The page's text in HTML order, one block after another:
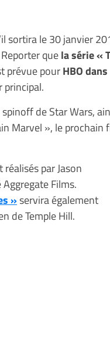
sortira le 30 janvier
quela série «
prévue pourHBO dans
principal.
de Star Wars,
Marvel », le prochain
réalisés par Jason
Films.
»servira également
de Temple Hill.